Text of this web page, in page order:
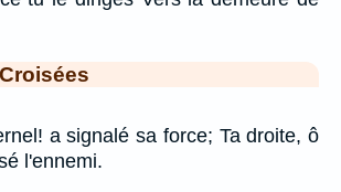
a signalé sa force; Ta droite, ô
l'ennemi.